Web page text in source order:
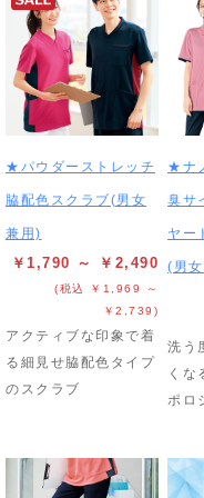
★パウダーストレッチ
脇配色スクラブ(男女
兼用)
￥1,790 ～ ￥2,490
(税込 ￥1,969 ～
￥2,739)
アクティブな印象で着
る細見せ脇配色タイプ
のスクラブ
★ナ
臭サ
ヤー
(男
洗う
くな
ポロ